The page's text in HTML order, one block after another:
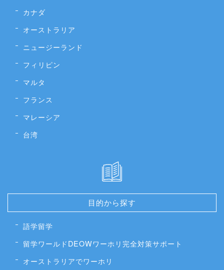
カナダ
オーストラリア
ニュージーランド
フィリピン
マルタ
フランス
マレーシア
台湾
目的から探す
語学留学
留学ワールドDEOWワーホリ完全対策サポート
オーストラリアでワーホリ